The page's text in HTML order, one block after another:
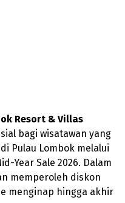
Resort & Villas
bagi wisatawan yang
Pulau Lombok melalui
Year Sale 2026. Dalam
memperoleh diskon
menginap hingga akhir